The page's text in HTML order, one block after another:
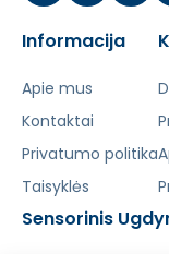
Informacija
Apie mus
Kontaktai
Privatumo politika
Taisyklės
Sensorinis